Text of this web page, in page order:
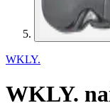
WKLY.
WKLY.